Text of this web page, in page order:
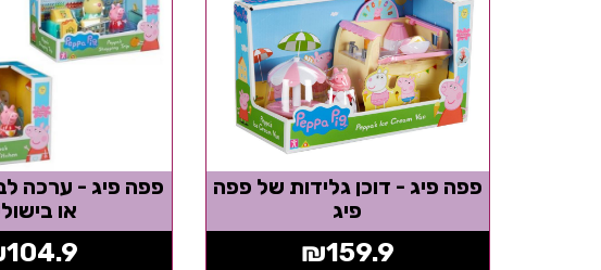
פפה פיג - דוכן גלידות של פפה
פיג
₪159.9
פפה פיג - ערכה
או
104.9